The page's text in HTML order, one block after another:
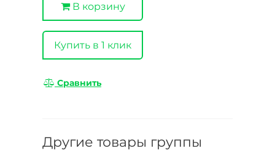
В корзину
Купить в 1 клик
Сравнить
Другие товары группы